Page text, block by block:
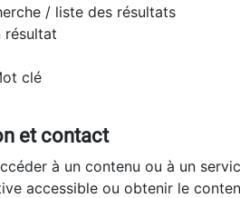
/ liste des résultats
résultat
clé
et contact
à un contenu ou à un
accessible ou obtenir le